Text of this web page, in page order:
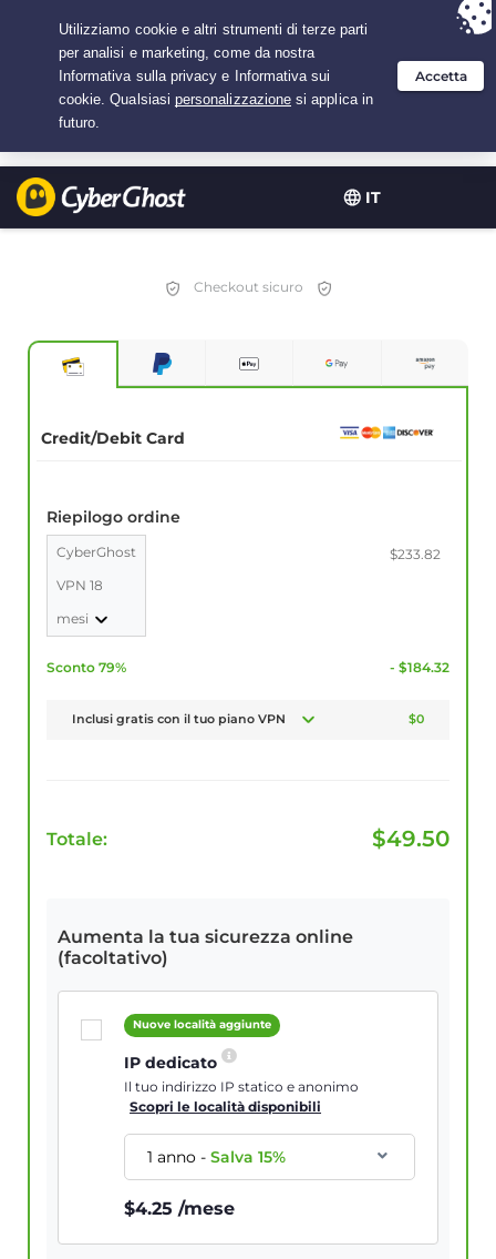
IT
Hai scelto: L'offerta migliore per 1.5 anni a $
Checkout sicuro
Credit/Debit Card
Riepilogo ordine
CyberGhost
VPN 18
mesi
$233.82
Sconto 79% - $184.32
Inclusi gratis con il tuo piano VPN $0
Totale: $49.50
Aumenta la tua sicurezza online
(facoltativo)
Nuove località aggiunte
IP dedicato
Il tuo indirizzo IP statico e anonimo
Scopri le località disponibili
1 anno-Salva15%
$4.25 /mese